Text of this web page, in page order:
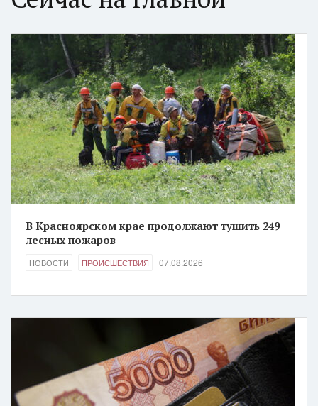
В Красноярском крае продолжают тушить 249
лесных пожаров
НОВОСТИ ПРОИСШЕСТВИЯ 07.08.2026